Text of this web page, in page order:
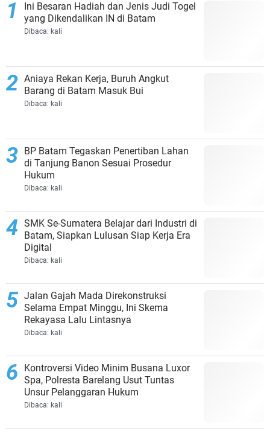
Ini Besaran Hadiah dan Jenis Judi Togel
yang Dikendalikan IN di Batam
Dibaca: kali
Aniaya Rekan Kerja, Buruh Angkut
Barang di Batam Masuk Bui
Dibaca: kali
BP Batam Tegaskan Penertiban Lahan
di Tanjung Banon Sesuai Prosedur
Hukum
Dibaca: kali
SMK Se-Sumatera Belajar dari Industri di
Batam, Siapkan Lulusan Siap Kerja Era
Digital
Dibaca: kali
Jalan Gajah Mada Direkonstruksi
Selama Empat Minggu, Ini Skema
Rekayasa Lalu Lintasnya
Dibaca: kali
Kontroversi Video Minim Busana Luxor
Spa, Polresta Barelang Usut Tuntas
Unsur Pelanggaran Hukum
Dibaca: kali